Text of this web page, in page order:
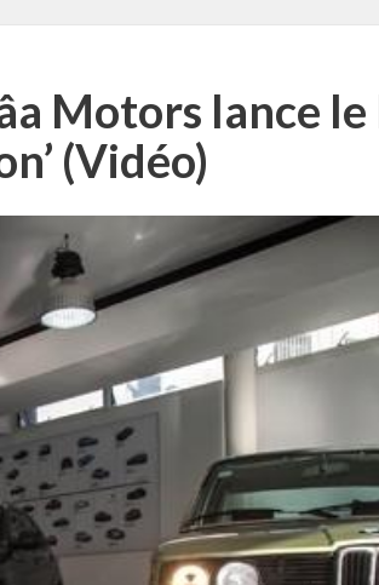
Motors lance
(Vidéo)